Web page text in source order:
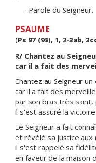
– Parole du Seigneur.
PSAUME
(Ps 97 (98), 1, 2-3ab,
R/ Chantez au
car il a fait des
Chantez au Seigneur un
car il a fait des
par son bras très saint,
il s'est assuré la victoire.
Le Seigneur a fait
et révélé sa justice aux
il s'est rappelé sa
en faveur de la maison